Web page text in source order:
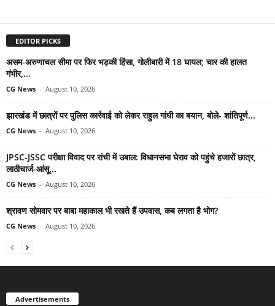
EDITOR PICKS
असम-अरुणाचल सीमा पर फिर भड़की हिंसा, गोलीबारी में 18 घायल; चार की हालत
गंभीर,...
CG News - August 10, 2026
झारखंड में छात्रों पर पुलिस कार्रवाई को लेकर राहुल गांधी का बयान, बोले- शांतिपूर्ण...
CG News - August 10, 2026
JPSC-JSSC परीक्षा विवाद पर रांची में उबाल: विधानसभा घेराव को पहुंचे हजारों छात्र,
लाठीचार्ज-आंसू...
CG News - August 10, 2026
श्रावण सोमवार पर बाबा महाकाल भी रखते हैं उपवास, कब लगता है भोग?
CG News - August 10, 2026
Advertisements